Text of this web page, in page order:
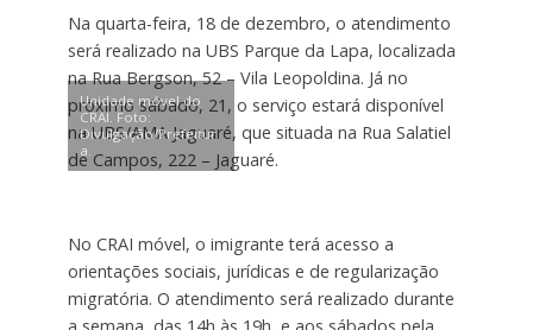
Na quarta-feira, 18 de dezembro, o atendimento
será realizado na UBS Parque da Lapa, localizada
na Rua Bergson, 52 – Vila Leopoldina. Já no
próximo sábado, 21, o serviço estará disponível
na UBS/AMA Jaguaré, que situada na Rua Salatiel
de Campos, 222 – Jaguaré.
Unidade móvel do
CRAI. Foto:
Divulgação/Prefeitur
a.
No CRAI móvel, o imigrante terá acesso a
orientações sociais, jurídicas e de regularização
migratória. O atendimento será realizado durante
a semana, das 14h às 19h, e aos sábados pela